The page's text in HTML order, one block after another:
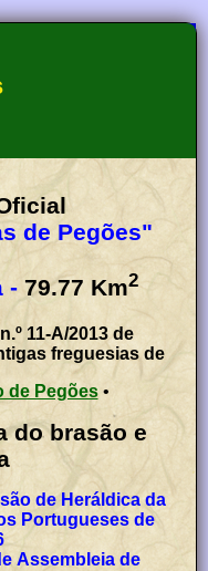
de Pegões"
- 79.77 Km2
11-A/2013 de
freguesias de
de Pegões•
do brasão e
de Heráldica da
Portugueses de
Assembleia de